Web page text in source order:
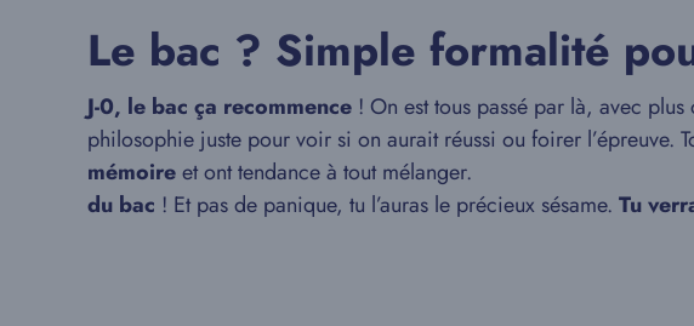
Le bac ? Simple formalité
J-0, le bac ça recommence ! On est tous passé par là, avec
philosophie juste pour voir si on aurait réussi ou foirer l’épreuve.
mémoireet ont tendance à tout
du bac ! Et pas de panique, tu l’auras le précieux sésame. Tu